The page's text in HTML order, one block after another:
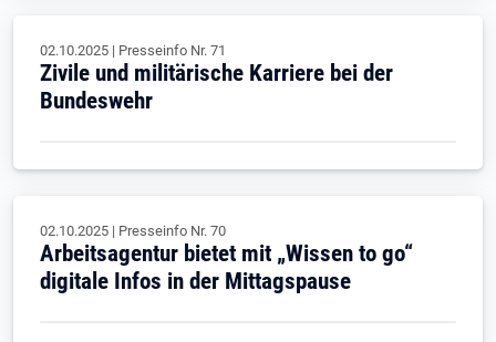
02.10.2025 | Presseinfo Nr. 71
Zivile und militärische Karriere bei der
Bundeswehr
02.10.2025 | Presseinfo Nr. 70
Arbeitsagentur bietet mit „Wissen to go“
digitale Infos in der Mittagspause